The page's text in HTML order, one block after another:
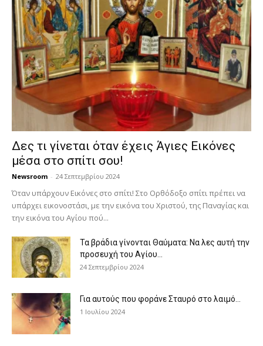
Δες τι γίνεται όταν έχεις Άγιες Εικόνες
μέσα στο σπίτι σου!
Newsroom - 24 Σεπτεμβρίου 2024
Όταν υπάρχουν Εικόνες στο σπίτι! Στο Ορθόδοξο σπίτι πρέπει να
υπάρχει εικονοστάσι, με την εικόνα του Χριστού, της Παν­αγίας και
την εικόνα του Αγίου πού...
Τα βράδια γίνονται Θαύματα: Να λες αυτή την
προσευχή του Αγίου...
24 Σεπτεμβρίου 2024
Για αυτούς που φοράνε Σταυρό στο λαιμό…
1 Ιουλίου 2024